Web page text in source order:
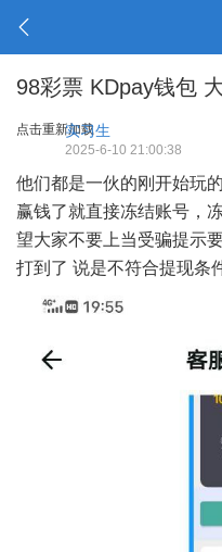
98彩票 KDpay钱包
点击重新加载
实习生
2025-6-10 21:00:38
他们都是一伙的刚开始玩
赢钱了就直接冻结账号，
望大家不要上当受骗提示
打到了 说是不符合提现条